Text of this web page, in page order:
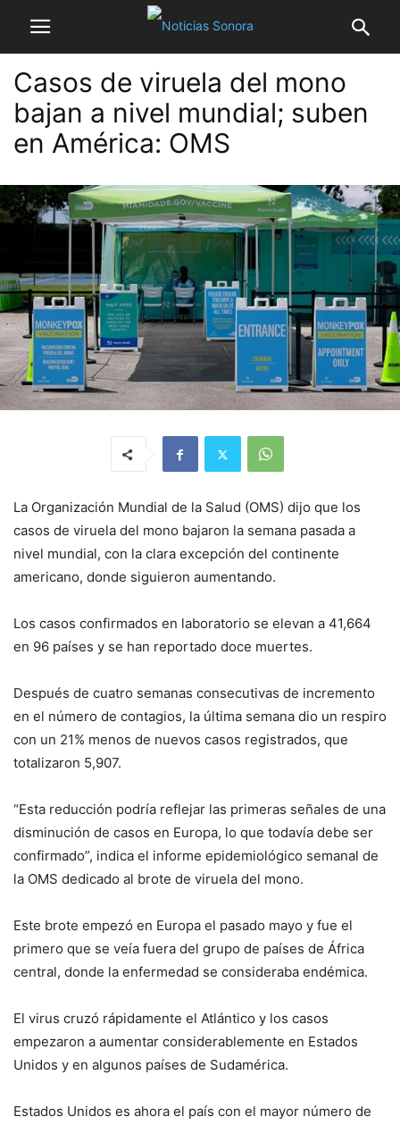
Casos de viruela del mono
bajan a nivel mundial; suben
en América: OMS
La Organización Mundial de la Salud (OMS) dijo que los
casos de viruela del mono bajaron la semana pasada a
nivel mundial, con la clara excepción del continente
americano, donde siguieron aumentando.
Los casos confirmados en laboratorio se elevan a 41,664
en 96 países y se han reportado doce muertes.
Después de cuatro semanas consecutivas de incremento
en el número de contagios, la última semana dio un respiro
con un 21% menos de nuevos casos registrados, que
totalizaron 5,907.
“Esta reducción podría reflejar las primeras señales de una
disminución de casos en Europa, lo que todavía debe ser
confirmado”, indica el informe epidemiológico semanal de
la OMS dedicado al brote de viruela del mono.
Este brote empezó en Europa el pasado mayo y fue el
primero que se veía fuera del grupo de países de África
central, donde la enfermedad se consideraba endémica.
El virus cruzó rápidamente el Atlántico y los casos
empezaron a aumentar considerablemente en Estados
Unidos y en algunos países de Sudamérica.
Estados Unidos es ahora el país con el mayor número de